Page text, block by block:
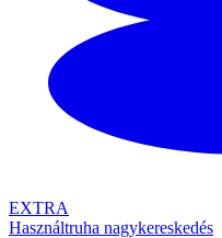
EXTRA
Használtruha nagykereskedés